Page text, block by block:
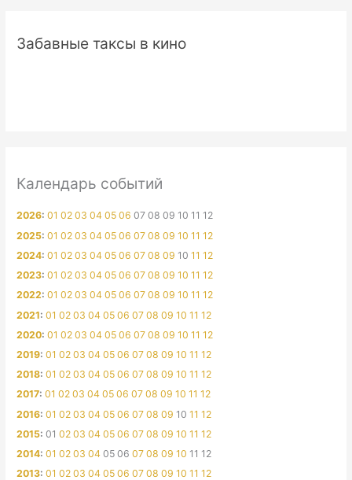
Забавные таксы в кино
Календарь событий
2026:01 02 03 04 05 06 07 08 09 10 11 12
2025:01 02 03 04 05 06 07 08 09 10 11 12
2024:01 02 03 04 05 06 07 08 09 10 11 12
2023:01 02 03 04 05 06 07 08 09 10 11 12
2022:01 02 03 04 05 06 07 08 09 10 11 12
2021:01 02 03 04 05 06 07 08 09 10 11 12
2020:01 02 03 04 05 06 07 08 09 10 11 12
2019:01 02 03 04 05 06 07 08 09 10 11 12
2018:01 02 03 04 05 06 07 08 09 10 11 12
2017:01 02 03 04 05 06 07 08 09 10 11 12
2016:01 02 03 04 05 06 07 08 09 10 11 12
2015:01 02 03 04 05 06 07 08 09 10 11 12
2014:01 02 03 04 05 06 07 08 09 10 11 12
2013:01 02 03 04 05 06 07 08 09 10 11 12